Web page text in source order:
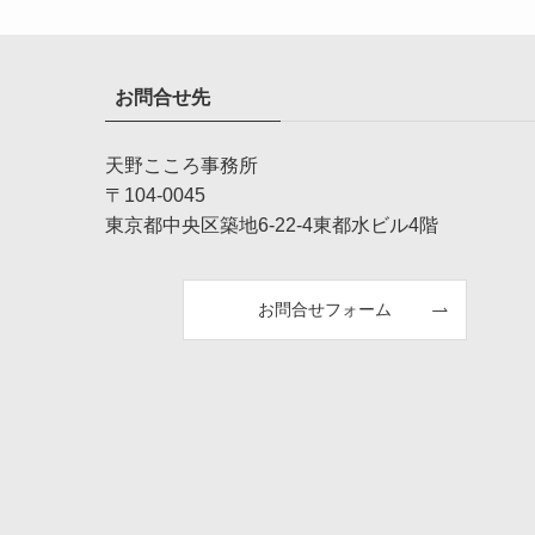
お問合せ先
天野こころ事務所
〒104-0045
東京都中央区築地6-22-4東都水ビル4階
お問合せフォーム